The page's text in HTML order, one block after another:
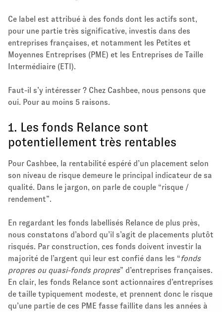
Ce label est attribué à des fonds dont les actifs sont,
pour une partie très significative, investis dans des
entreprises françaises, et notamment les Petites et
Moyennes Entreprises (PME) et les Entreprises de Taille
Intermédiaire (ETI).
Faut-il s’y intéresser ? Chez Cashbee, nous pensons que
oui. Pour au moins 5 raisons.
1. Les fonds Relance sont
potentiellement très rentables
Pour Cashbee, la rentabilité espéré d’un placement selon
son niveau de risque demeure le principal indicateur de sa
qualité. Dans le jargon, on parle de couple “risque /
rendement”.
En regardant les fonds labellisés Relance de plus près,
nous constatons d’abord qu’il s’agit de placements plutôt
risqués. Par construction, ces fonds doivent investir la
majorité de l’argent qui leur est confié dans les “fonds
propres ou quasi-fonds propres” d’entreprises françaises.
En clair, les fonds Relance sont actionnaires d’entreprises
de taille typiquement modeste, et prennent donc le risque
qu’une partie de ces PME fasse faillite dans les années à